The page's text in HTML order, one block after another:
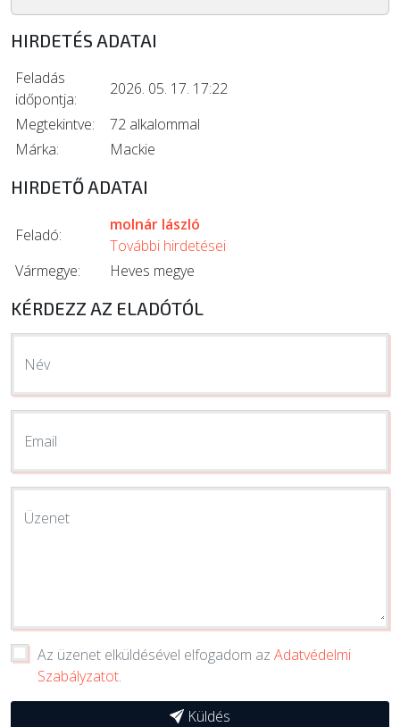
HIRDETÉS ADATAI
Feladás
időpontja:
2026. 05. 17. 17:22
Megtekintve:
72 alkalommal
Márka:
Mackie
HIRDETŐ ADATAI
Feladó:
molnár lászló
További hirdetései
Vármegye:
Heves megye
KÉRDEZZ AZ ELADÓTÓL
Név
Email
Üzenet
Az üzenet elküldésével elfogadom az Adatvédelmi
Szabályzatot.
Küldés